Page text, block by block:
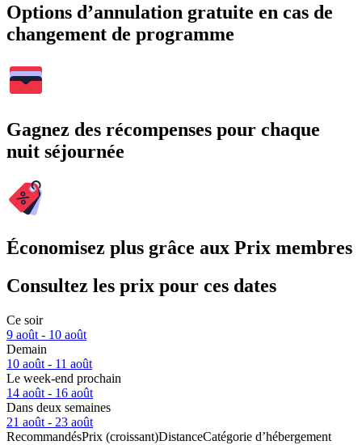
Options d’annulation gratuite en cas de
changement de programme
Gagnez des récompenses pour chaque
nuit séjournée
Économisez plus grâce aux Prix membres
Consultez les prix pour ces dates
Ce soir
9 août - 10 août
Demain
10 août - 11 août
Le week-end prochain
14 août - 16 août
Dans deux semaines
21 août - 23 août
RecommandésPrix (croissant)DistanceCatégorie d’hébergement